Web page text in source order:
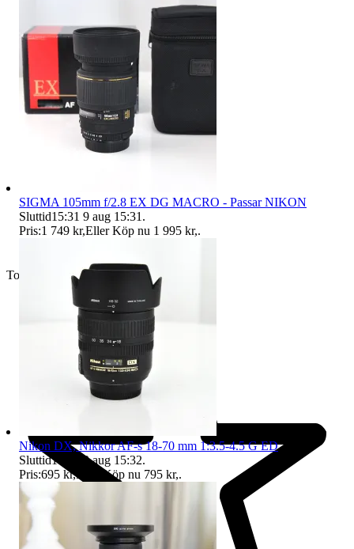
Toppsäljare
SIGMA 105mm f/2.8 EX DG MACRO - Passar NIKON
Sluttid15:31 9 aug 15:31 .
Pris:1 749 kr,Eller Köp nu 1 995 kr,.
Nikon DX, Nikkor AF-s 18-70 mm 1:3.5-4.5 G ED
Sluttid15:32 9 aug 15:32.
Pris:695 kr,Eller Köp nu 795 kr,.